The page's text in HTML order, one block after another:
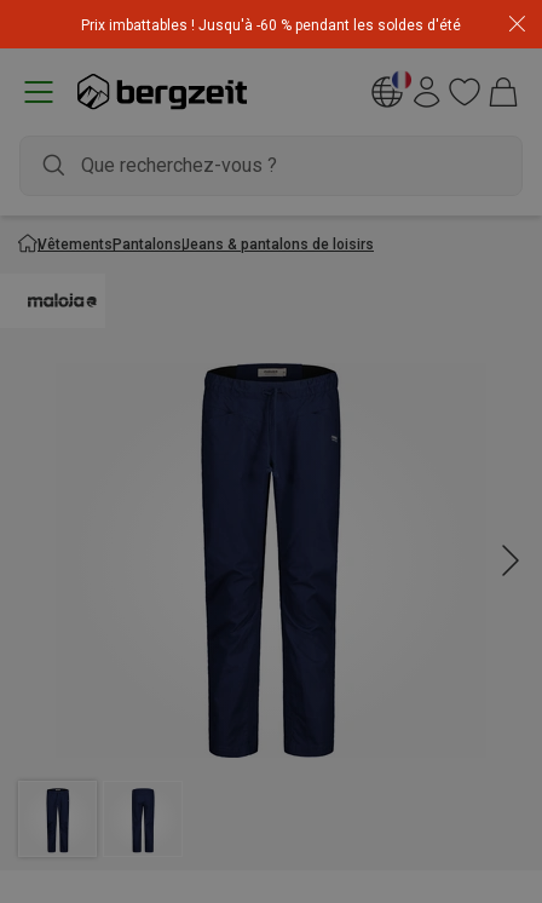
Prix imbattables ! Jusqu'à -60 % pendant les soldes d'été
l'article le moins cher! Code
VêtementsPantalonsJeans & pantalons de loisirs